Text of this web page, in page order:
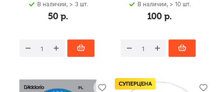
В наличии, > 3 шт.
50 р.
В наличии, > 10 шт.
100р.